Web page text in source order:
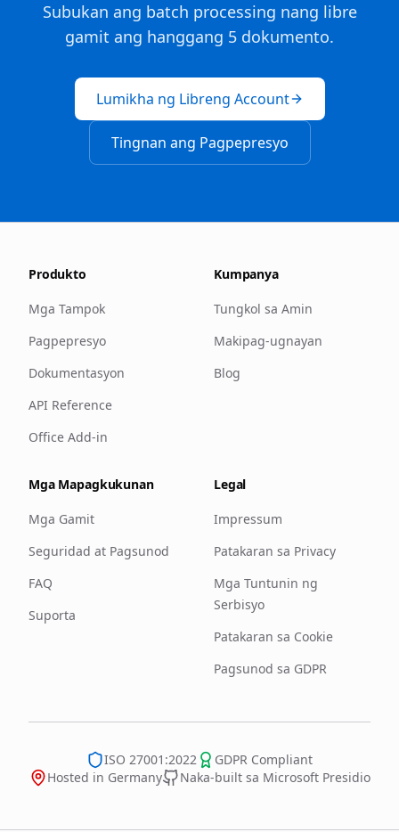
Subukan ang batch processing nang libre
gamit ang hanggang 5 dokumento.
Lumikha ng Libreng Account
Tingnan ang Pagpepresyo
Produkto
Mga Tampok
Pagpepresyo
Dokumentasyon
API Reference
Office Add-in
Kumpanya
Tungkol sa Amin
Makipag-ugnayan
Blog
Mga Mapagkukunan
Mga Gamit
Seguridad at Pagsunod
FAQ
Suporta
Legal
Impressum
Patakaran sa Privacy
Mga Tuntunin ng
Serbisyo
Patakaran sa Cookie
Pagsunod sa GDPR
ISO 27001:2022
GDPR Compliant
Hosted in Germany
Naka-built sa Microsoft Presidio